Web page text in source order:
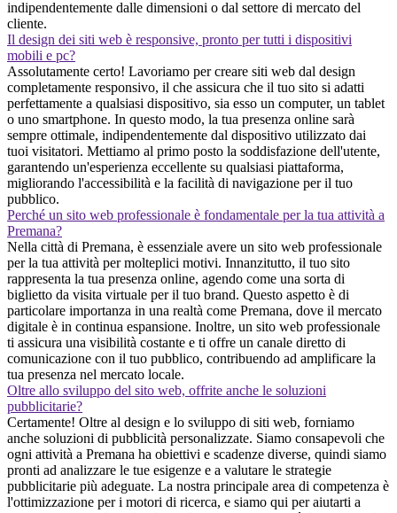
indipendentemente dalle dimensioni o dal settore di mercato del
cliente.
Il design dei siti web è responsive, pronto per tutti i dispositivi
mobili e pc?
Assolutamente certo! Lavoriamo per creare siti web dal design
completamente responsivo, il che assicura che il tuo sito si adatti
perfettamente a qualsiasi dispositivo, sia esso un computer, un tablet
o uno smartphone. In questo modo, la tua presenza online sarà
sempre ottimale, indipendentemente dal dispositivo utilizzato dai
tuoi visitatori. Mettiamo al primo posto la soddisfazione dell'utente,
garantendo un'esperienza eccellente su qualsiasi piattaforma,
migliorando l'accessibilità e la facilità di navigazione per il tuo
pubblico.
Perché un sito web professionale è fondamentale per la tua attività a
Premana?
Nella città di Premana, è essenziale avere un sito web professionale
per la tua attività per molteplici motivi. Innanzitutto, il tuo sito
rappresenta la tua presenza online, agendo come una sorta di
biglietto da visita virtuale per il tuo brand. Questo aspetto è di
particolare importanza in una realtà come Premana, dove il mercato
digitale è in continua espansione. Inoltre, un sito web professionale
ti assicura una visibilità costante e ti offre un canale diretto di
comunicazione con il tuo pubblico, contribuendo ad amplificare la
tua presenza nel mercato locale.
Oltre allo sviluppo del sito web, offrite anche le soluzioni
pubblicitarie?
Certamente! Oltre al design e lo sviluppo di siti web, forniamo
anche soluzioni di pubblicità personalizzate. Siamo consapevoli che
ogni attività a Premana ha obiettivi e scadenze diverse, quindi siamo
pronti ad analizzare le tue esigenze e a valutare le strategie
pubblicitarie più adeguate. La nostra principale area di competenza è
l'ottimizzazione per i motori di ricerca, e siamo qui per aiutarti a